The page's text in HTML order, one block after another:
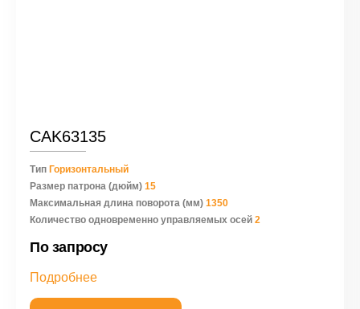
CAK63135
Тип Горизонтальный
Размер патрона (дюйм) 15
Максимальная длина поворота (мм) 1350
Количество одновременно управляемых осей 2
По запросу
Подробнее